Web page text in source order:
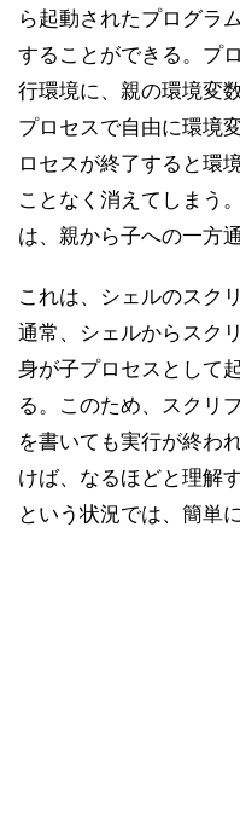
ら起動されたプログラ
することができる。プ
行環境に、親の環境変
プロセスで自由に環境
ロセスが終了すると環
ことなく消えてしまう
は、親から子への一方
これは、シェルのスク
通常、シェルからスク
身が子プロセスとして
る。このため、スクリ
を書いても実行が終わ
けば、なるほどと理解
という状況では、簡単